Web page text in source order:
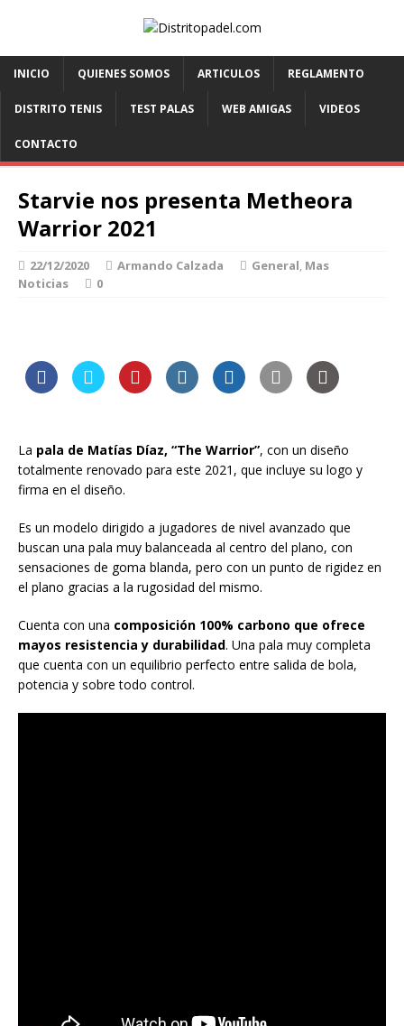
INICIO QUIENES SOMOS ARTICULOS REGLAMENTO
DISTRITO TENIS TEST PALAS WEB AMIGAS VIDEOS
CONTACTO
Starvie nos presenta Metheora
Warrior 2021
22/12/2020 Armando Calzada General, Mas
Noticias
0
La pala de Matías Díaz, “The Warrior”, con un diseño
totalmente renovado para este 2021, que incluye su logo y
firma en el diseño.
Es un modelo dirigido a jugadores de nivel avanzado que
buscan una pala muy balanceada al centro del plano, con
sensaciones de goma blanda, pero con un punto de rigidez en
el plano gracias a la rugosidad del mismo.
Cuenta con una composición 100% carbono que ofrece
mayos resistencia y durabilidad. Una pala muy completa
que cuenta con un equilibrio perfecto entre salida de bola,
potencia y sobre todo control.